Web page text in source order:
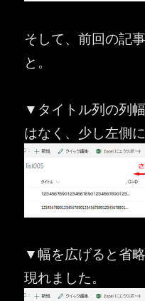
そして、前回の記
と。
▼タイトル列の列
はなく、少し左側
▼幅を広げると省
現れました。